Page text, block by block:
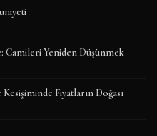
Camileri Yeniden Düşünmek
Fiyatların Doğası